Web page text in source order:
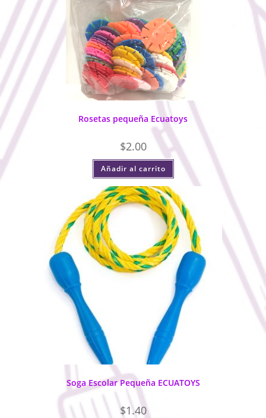
Rosetas pequeña Ecuatoys
$2.00
Añadir al carrito
Soga Escolar Pequeña ECUATOYS
$1.40